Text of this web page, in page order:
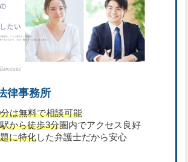
律事務所
は無料で相談可能
から徒歩3分圏内でアクセス良好
に特化した弁護士だから安心